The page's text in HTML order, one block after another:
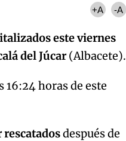
+A -A
este viernes
del Júcar(Albacete).
16:24 horas de este
después de